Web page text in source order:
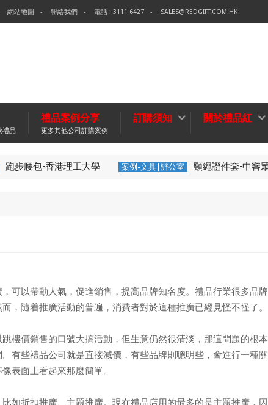
網站地圖 聯絡我們 電話 : 3111 6427 SALES@REDGIFT.COM.HK
禮品
禮品案例分享
更多其他公司訂購案例
訂購須知 關於禮品紅
包-香港理工大學 案例-文具|辦公室 頸繩證件套-中審眾環
可以帶動人氣，促進銷售，提高品牌知名度。禮品行業很多品牌
，隨着推廣活動的普遍，消費者對於這種推廣已經見怪不怪了。
價銷售的口號大搞活動，但生意仍然很清淡，那這問題的根本
有些禮品公司就是直接減價，有些品牌則聰明些，會進行一種關
表面上看起來那麼簡單。
折扣推廣、主題推廣。現在禮品店用的最多的是主題推廣，因